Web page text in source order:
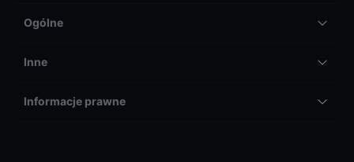
Ogólne
Inne
Informacje prawne